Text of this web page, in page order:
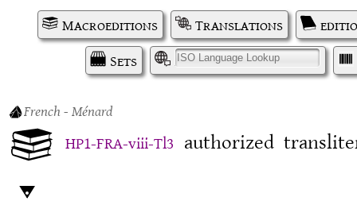
Macroeditions Translations
Sets
I
French- Ménard
HP1-FRA-viii-Tl3 authorized